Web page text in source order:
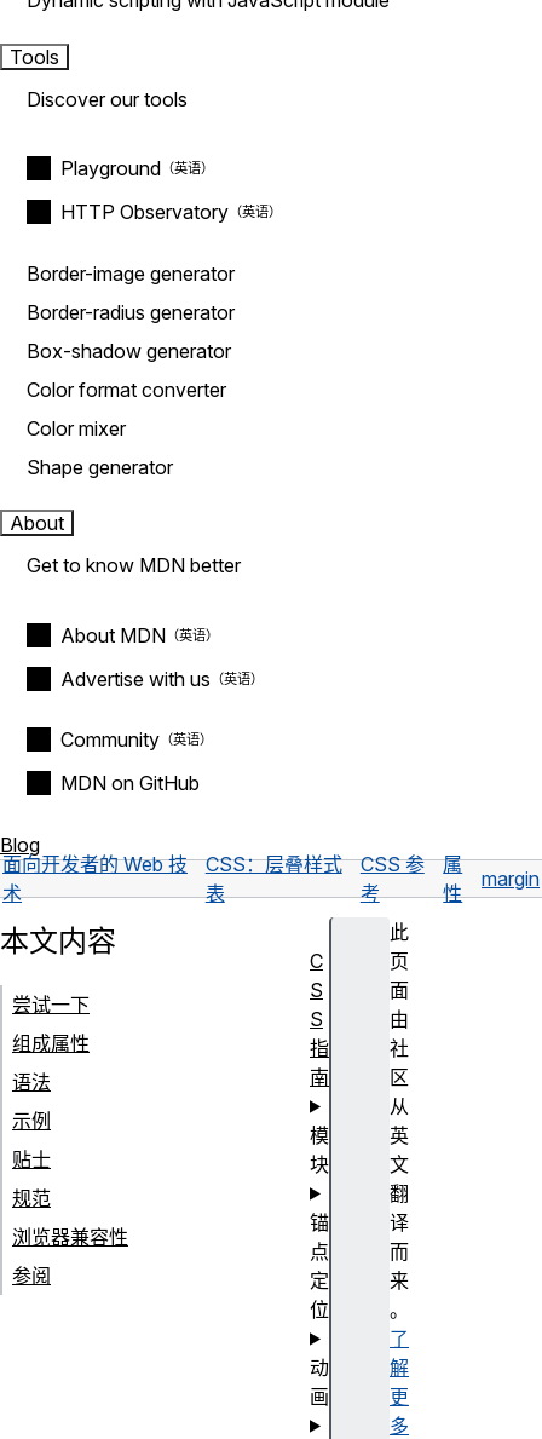
Tools
Discover our tools
Playground
HTTP Observatory
Border-image generator
Border-radius generator
Box-shadow generator
Color format converter
Color mixer
Shape generator
About
Get to know MDN better
About MDN
Advertise with us
Community
MDN on GitHub
Blog
面向开发者的 Web 技
术
CSS：层叠样式
表
CSS 参
考
属
性
margin
此
页
面
由
社
区
从
英
文
翻
译
而
来
。
了
解
更
多
本文内容
尝试一下
组成属性
语法
示例
贴士
规范
浏览器兼容性
参阅
C
S
S
指
南
模
块
锚
点
定
位
动
画